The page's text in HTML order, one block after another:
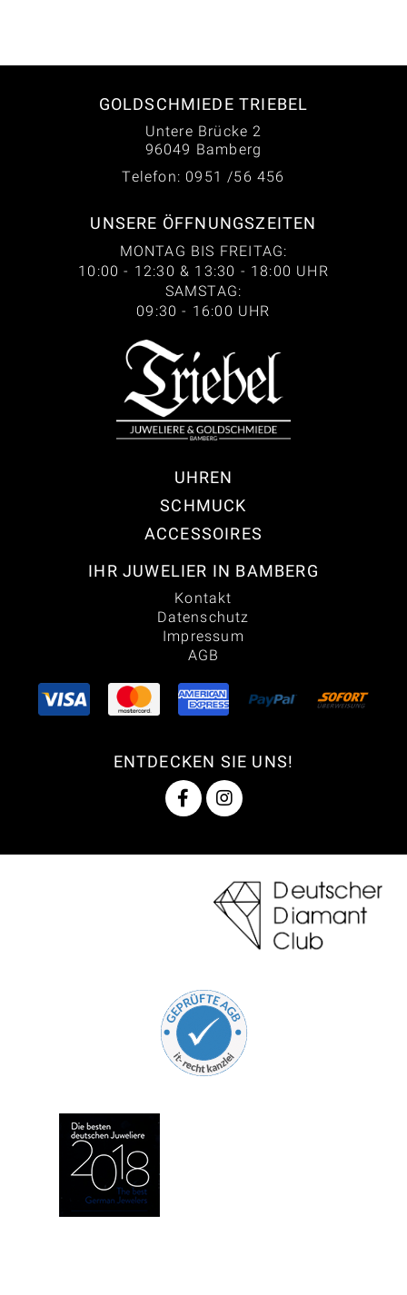
GOLDSCHMIEDE TRIEBEL
Untere Brücke 2
96049 Bamberg
Telefon: 0951 /56 456
UNSERE ÖFFNUNGSZEITEN
MONTAG BIS FREITAG:
10:00 - 12:30 & 13:30 - 18:00 UHR
SAMSTAG:
09:30 - 16:00 UHR
UHREN
SCHMUCK
ACCESSOIRES
IHR JUWELIER IN BAMBERG
Kontakt
Datenschutz
Impressum
AGB
ENTDECKEN SIE UNS!